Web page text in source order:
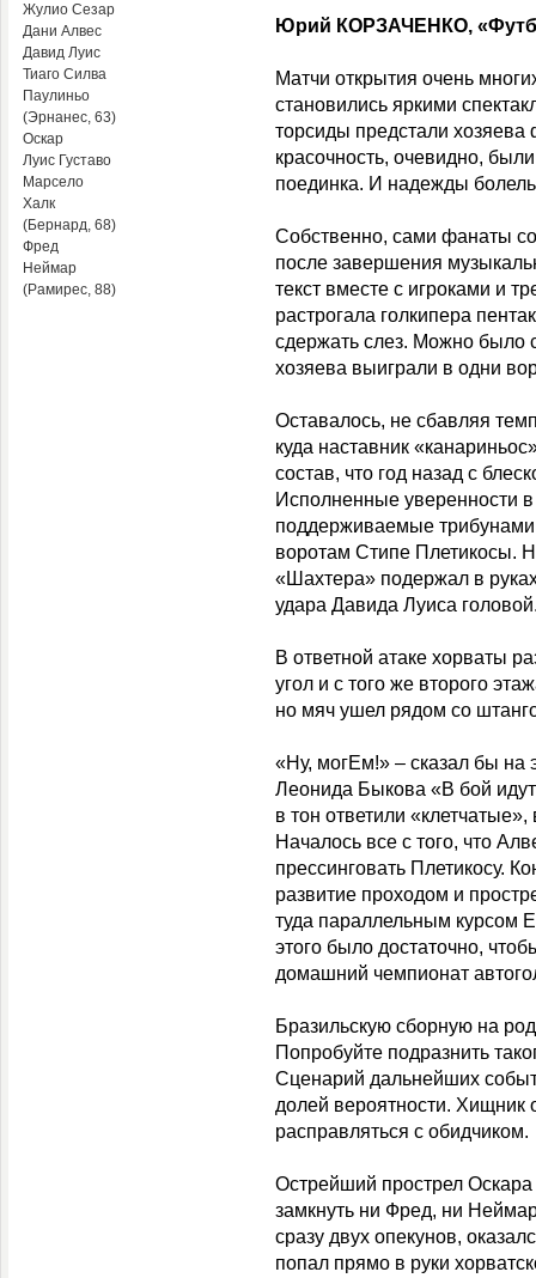
Жулио Сезар
Дани Алвес
Давид Луис
Тиаго Силва
Паулиньо
(Эрнанес, 63)
Оскар
Луис Густаво
Марсело
Халк
(Бернард, 68)
Фред
Неймар
(Рамирес, 88)
Юрий КОРЗАЧЕНКО,
Матчи открытия очень
становились яркими
торсиды предстали хозяева
красочность, очевидно,
поединка. И надежды
Собственно, сами фанаты
после завершения
текст вместе с игроками и
растрогала голкипера
сдержать слез. Можно было
хозяева выиграли в одни
Оставалось, не сбавляя
куда наставник
состав, что год назад с
Исполненные уверенности
поддерживаемые трибунами,
воротам Стипе Плетикосы.
«Шахтера» подержал в
удара Давида Луиса
В ответной атаке хорваты
угол и с того же второго
но мяч ушел рядом со
«Ну, могЕм!» – сказал бы на
Леонида Быкова «В бой
в тон ответили
Началось все с того, что
прессинговать Плетикосу.
развитие проходом и
туда параллельным курсом
этого было достаточно,
домашний чемпионат
Бразильскую сборную на
Попробуйте подразнить
Сценарий дальнейших
долей вероятности. Хищник
расправляться с обидчиком.
Острейший прострел
замкнуть ни Фред, ни
сразу двух опекунов,
попал прямо в руки